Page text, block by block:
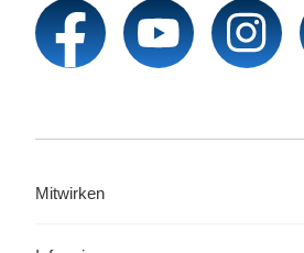
Mitwirken